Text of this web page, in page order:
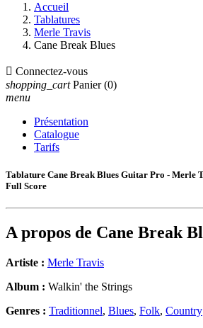
Accueil
Tablatures
Merle Travis
Cane Break Blues
 Connectez-vous
shopping_cart Panier (0)
menu
Présentation
Catalogue
Tarifs
Tablature Cane Break Blues Guitar Pro - Merle
Full Score
A propos de Cane Break
Artiste : Merle Travis
Album : Walkin' the Strings
Genres : Traditionnel, Blues, Folk, Country